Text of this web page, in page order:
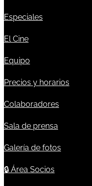
Especiales
El Cine
Equipo
Precios y horarios
Colaboradores
Sala de prensa
Galería de fotos
🔒 Área Socios